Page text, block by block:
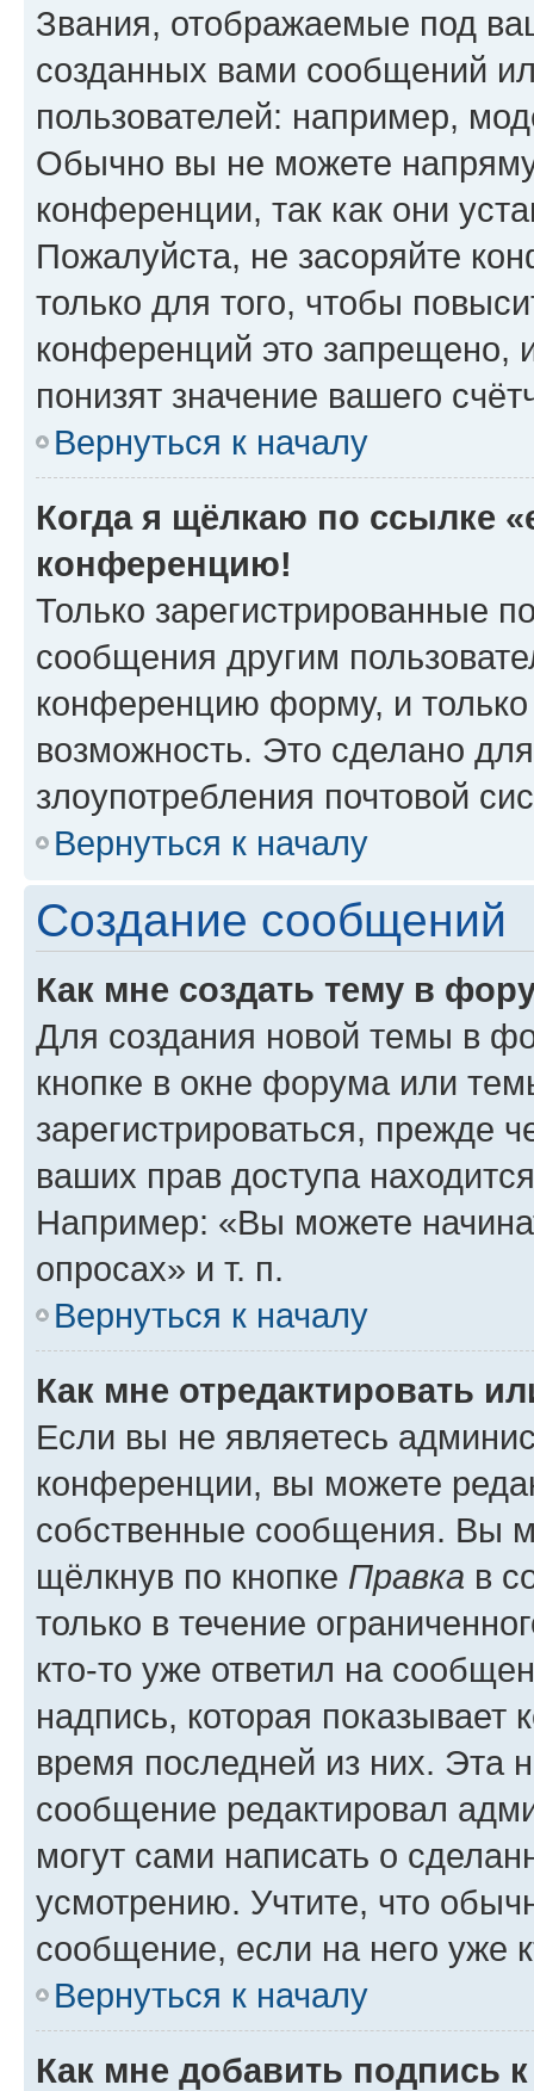
Звания, отображаемые под
созданных вами сообщений
пользователей: например,
Обычно вы не можете
конференции, так как они
Пожалуйста, не засоряйте
только для того, чтобы
конференций это запрещено,
понизят значение вашего
Вернуться к началу
Когда я щёлкаю по ссылке
конференцию!
Только зарегистрированные
сообщения другим
конференцию форму, и
возможность. Это сделано
злоупотребления почтовой
Вернуться к началу
Создание сообщений
Как мне создать тему в
Для создания новой темы в
кнопке в окне форума или
зарегистрироваться, прежде
ваших прав доступа
Например: «Вы можете
опросах» и т. п.
Вернуться к началу
Как мне отредактировать
Если вы не являетесь
конференции, вы можете
собственные сообщения. Вы
щёлкнув по кнопке Правка в
только в течение
кто-то уже ответил на
надпись, которая показывает
время последней из них. Эта
сообщение редактировал
могут сами написать о
усмотрению. Учтите, что
сообщение, если на него уже
Вернуться к началу
Как мне добавить подпись